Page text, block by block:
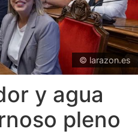
© larazon.es
y agua
pleno